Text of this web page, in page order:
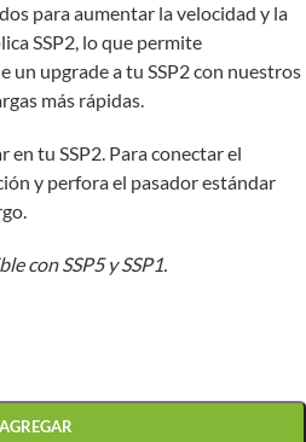
para aumentar la velocidad y la
SSP2, lo que permite
un upgrade a tu SSP2 con nuestros
más rápidas.
tu SSP2. Para conectar el
y perfora el pasador estándar
con SSP5 y SSP1.
AGREGAR